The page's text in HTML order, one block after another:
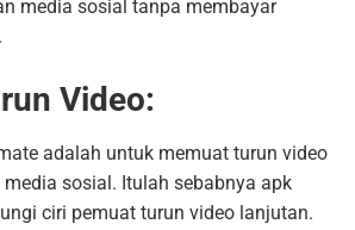
media sosial tanpa membayar
Video:
adalah untuk memuat turun video
sosial. Itulah sebabnya apk
ciri pemuat turun video lanjutan.